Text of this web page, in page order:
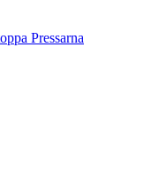
Pressarna